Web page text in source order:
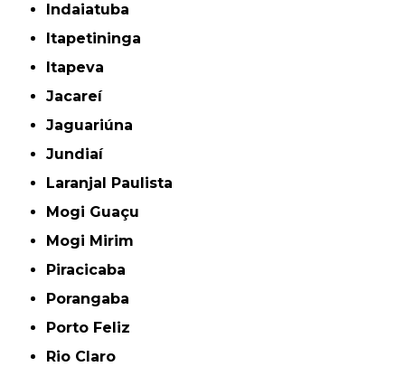
Indaiatuba
Itapetininga
Itapeva
Jacareí
Jaguariúna
Jundiaí
Laranjal Paulista
Mogi Guaçu
Mogi Mirim
Piracicaba
Porangaba
Porto Feliz
Rio Claro